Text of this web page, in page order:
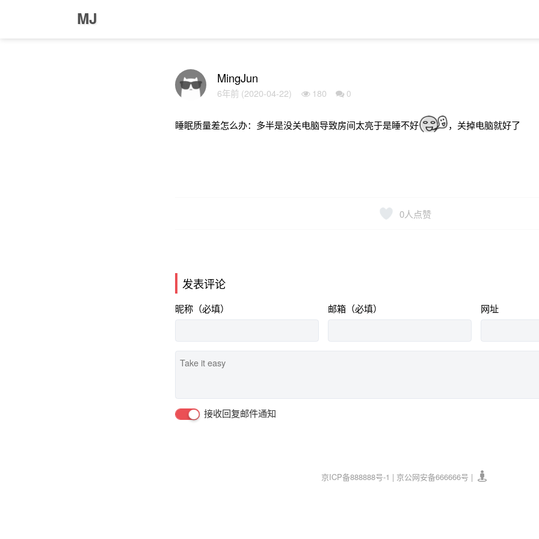
MJ
MingJun
6年前 (2020-04-22) 180 0
睡眠质量差怎么办：多半是没关电脑导致房间太亮于是睡不好 ，关掉电脑就好了
0人点赞
发表评论
昵称（必填） 邮箱（必填） 网址
接收回复邮件通知
京ICP备888888号-1 | 京公网安备666666号 |